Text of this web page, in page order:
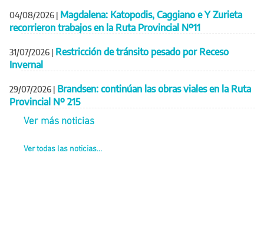
04/08/2026 | Magdalena: Katopodis, Caggiano e Y Zurieta
recorrieron trabajos en la Ruta Provincial Nº11
31/07/2026 | Restricción de tránsito pesado por Receso
Invernal
29/07/2026 | Brandsen: continúan las obras viales en la Ruta
Provincial Nº 215
Ver más noticias
Ver todas las noticias...